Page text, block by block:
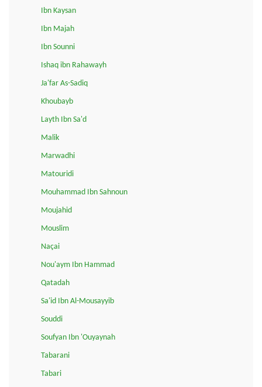
Ibn Kaysan
Ibn Majah
Ibn Sounni
Ishaq ibn Rahawayh
Ja'far As-Sadiq
Khoubayb
Layth Ibn Sa'd
Malik
Marwadhi
Matouridi
Mouhammad Ibn Sahnoun
Moujahid
Mouslim
Naçai
Nou'aym Ibn Hammad
Qatadah
Sa'id Ibn Al-Mousayyib
Souddi
Soufyan Ibn 'Ouyaynah
Tabarani
Tabari